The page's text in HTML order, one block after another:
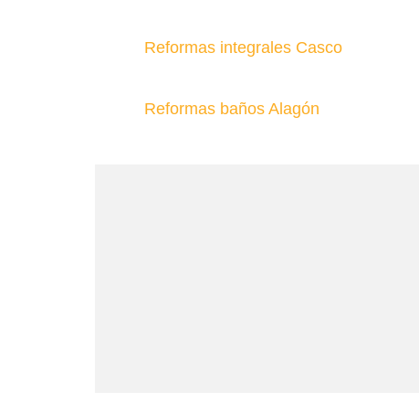
Reformas integrales Casco
Reformas baños Alagón